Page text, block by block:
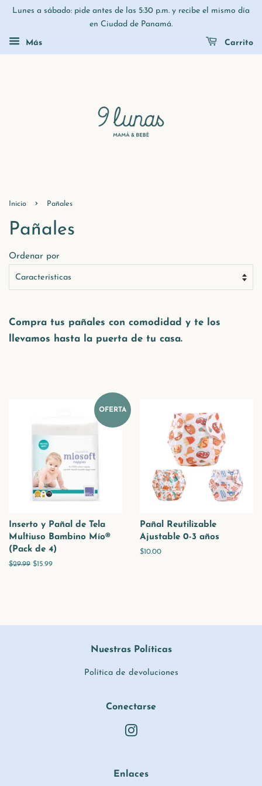
Lunes a sábado: pide antes de las 5:30 p.m. y recibe el mismo día
en Ciudad de Panamá.
Más Carrito
Inicio › Pañales
Pañales
Ordenar por
Compra tus pañales con comodidad y te los
llevamos hasta la puerta de tu casa.
OFERTA
Inserto y Pañal de Tela
Multiuso Bambino Mío®
(Pack de 4)
Precio
$29.99 Precio
$15.99
Pañal Reutilizable
Ajustable 0-3 años
Precio
$10.00
Nuestras Políticas
Política de devoluciones
Conectarse
Enlaces